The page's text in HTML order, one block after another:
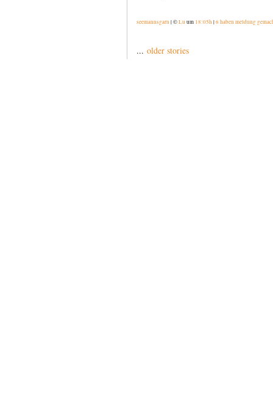
seemannsgarn | ©Lu um 18:05h |6 haben meldung
... older stories